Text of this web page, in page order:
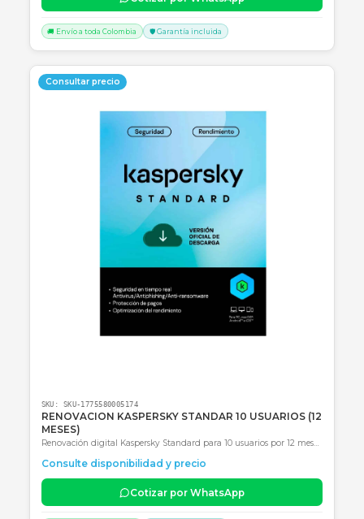
SKU-1774129275567
Licencia Kaspersky Plus para 5 usuarios por 12 meses: Seguridad
avanzada, VPN ilimitada y gestor de contraseñas.
Consulte disponibilidad y precio
Cotizar por WhatsApp
🛡️ Garantía incluida
SKU:SKU-1774883087031
KASPERSKY PLUS 3 USER (12 MESES)
Protección integral para 3 dispositivos durante 12 meses con VPN
ilimitada, seguridad para banca digital y optimización de PC.
Consulte disponibilidad y precio